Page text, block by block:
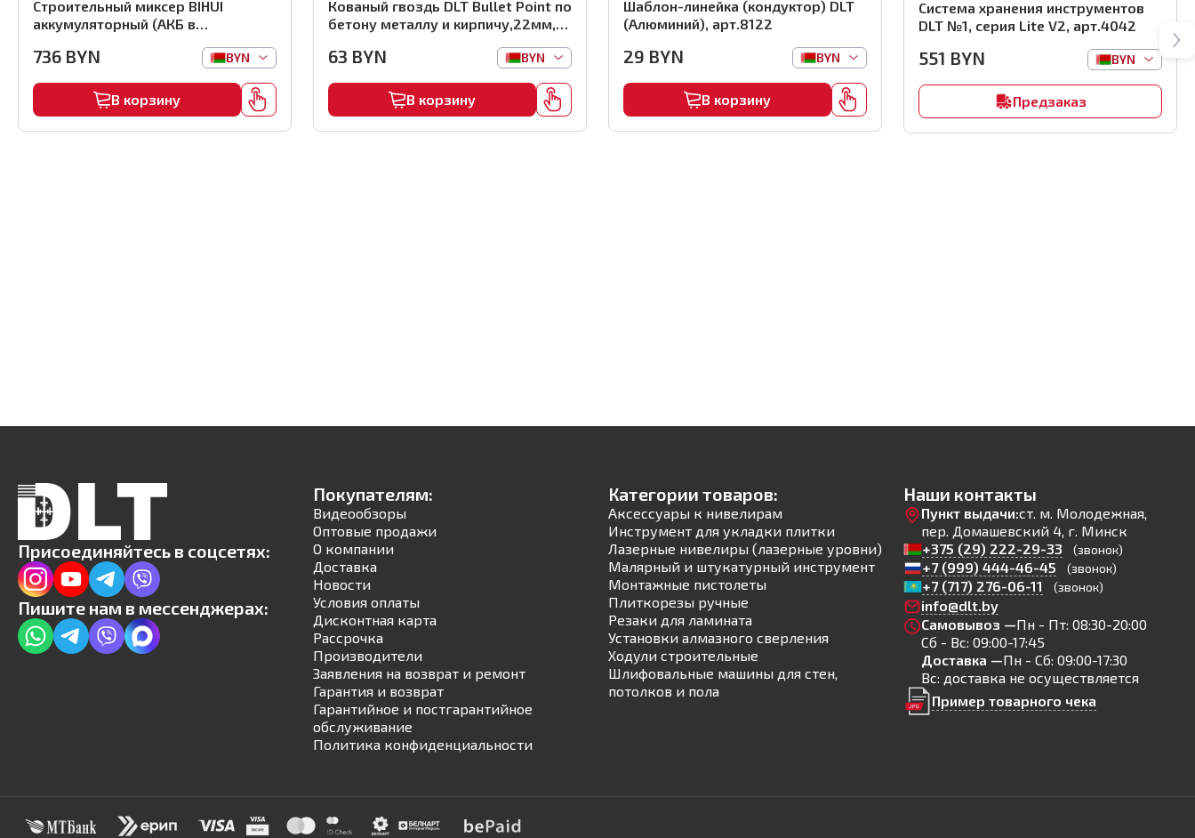
Строительный миксер BIHUI
аккумуляторный (АКБ в
736 BYN BYN
В корзину
Кованый гвоздь DLT Bullet Point по
бетону металлу и кирпичу,22мм,
63 BYN BYN
В корзину
Шаблон-линейка (кондуктор) DLT
(Алюминий), арт.8122
29 BYN BYN
В корзину
Система хранения инструментов
DLT №1, серия Lite V2, арт.4042
551 BYN BYN
Предзаказ
Присоединяйтесь в соцсетях:
Пишите нам в мессенджерах:
Покупателям:
Видеообзоры
Оптовые продажи
О компании
Доставка
Новости
Условия оплаты
Дисконтная карта
Рассрочка
Производители
Заявления на возврат и ремонт
Гарантия и возврат
Гарантийное и постгарантийное
обслуживание
Политика конфиденциальности
Категории товаров:
Аксессуары к нивелирам
Инструмент для укладки плитки
Лазерные нивелиры (лазерные уровни)
Малярный и штукатурный инструмент
Монтажные пистолеты
Плиткорезы ручные
Резаки для ламината
Установки алмазного сверления
Ходули строительные
Шлифовальные машины для стен,
потолков и пола
Наши контакты
Пункт выдачи:ст. м. Молодежная,
пер. Домашевский 4, г. Минск
+375 (29) 222-29-33
(звонок)
+7 (999) 444-46-45 (звонок)
+7 (717) 276-06-11 (звонок)
info@dlt.by
Самовывоз —Пн - Пт: 08:30-20:00
Сб - Вс: 09:00-17:45
Доставка —Пн - Сб: 09:00-17:30
Вс: доставка не осуществляется
Пример товарного чека